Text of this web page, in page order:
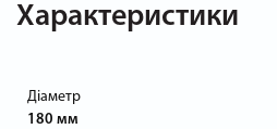
Характеристики
Діаметр
180 мм